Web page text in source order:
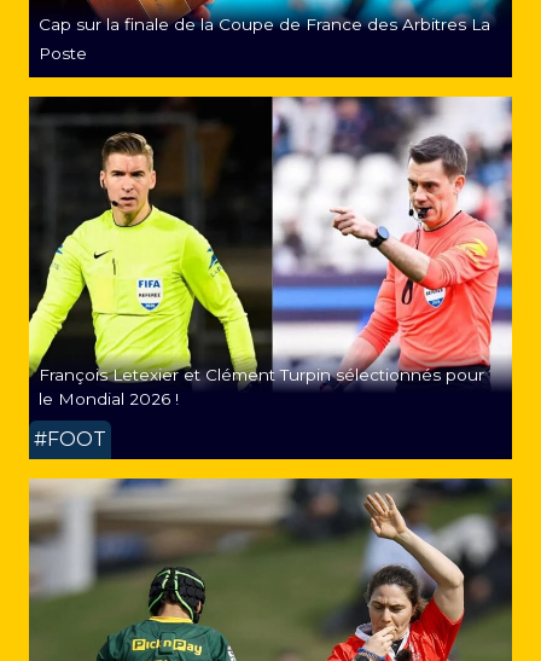
Cap sur la finale de la Coupe de France des Arbitres La
Poste
François Letexier et Clément Turpin sélectionnés pour
le Mondial 2026 !
#FOOT